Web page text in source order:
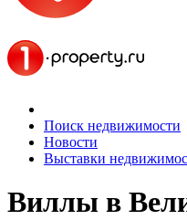
Поиск недвижимости
Новости
Выставки
Виллы в